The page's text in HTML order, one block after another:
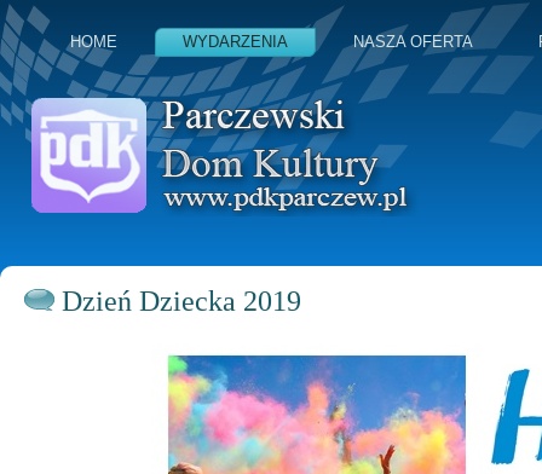
HOME WYDARZENIA NASZA OFERTA
Dzień Dziecka 2019